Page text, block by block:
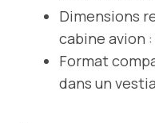
Dimensions
cabine avion :
Format
dans un